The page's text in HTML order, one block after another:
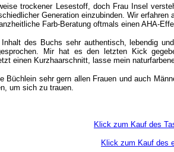
trockener Lesestoff, doch Frau Insel
Generation einzubinden. Wir
Farb-Beratung oftmals einen AHA-
Inhalt des Buchs sehr authentisch, lebendig
Mir hat es den letzten Kick
einen Kurzhaarschnitt, lasse mein
Büchlein sehr gern allen Frauen und auch
um sich zu trauen.
Klick zum Kauf des
Klick zum Kauf des